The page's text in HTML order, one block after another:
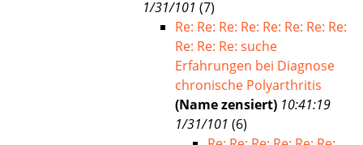
1/31/101 (7)
Re: Re: Re: Re: Re: Re: Re: Re:
Re: Re: Re: suche
Erfahrungen bei Diagnose
chronische Polyarthritis
(Name zensiert) 10:41:19
1/31/101 (6)